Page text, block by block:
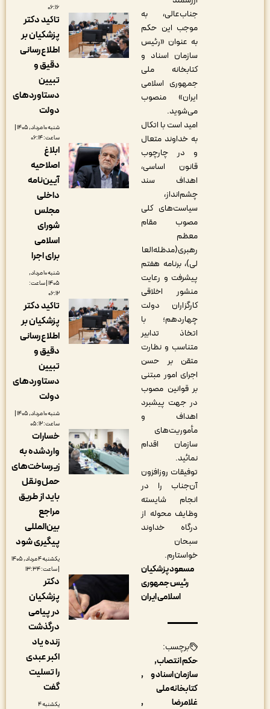
جناب‌عالی، به
موجب این حکم
به عنوان «رئیس
سازمان اسناد و
کتابخانه ملی
جمهوری اسلامی
ایران» منصوب
می‌شوید.
امید است با اتکال
به خداوند متعال
و در چارچوب
قانون اساسی،
اهداف سند
چشم‌انداز،
سیاست‌های کلی
مصوب مقام
رهبری(مدظله‌العا
لی)، برنامه هفتم
پیشرفت و رعایت
منشور اخلاقی
کارگزاران دولت
چهاردهم؛ با
اتخاذ تدابیر
متناسب و نظارت
متقن بر حسن
اجرای امور مبتنی
بر قوانین مصوب
در جهت پیشبرد
اهداف و
مأموریت‌های
سازمان اقدام
توفیقات روزافزون
آن‌جناب را در
انجام شایسته
وظایف محوله از
درگاه خداوند
خواستارم.
مسعود پزشکیان
رئیس جمهوری
اسلامی ایران
برچسب:
حکم انتصاب
سازمان اسناد و
کتابخانه ملی
تاکید دکتر
پزشکیان بر
اطلاع‌رسانی
دستاوردهای
شنبه ۱۰ مرداد, ۱۴۰۵ |
ابلاغ
اصلاحیه
آیین‌نامه
برای اجرا
شنبه ۱۰ مرداد,
۱۴۰۵ | ساعت:
تاکید دکتر
پزشکیان بر
اطلاع‌رسانی
دستاوردهای
شنبه ۱۰ مرداد, ۱۴۰۵ |
خسارات
واردشده به
زیرساخت‌های
حمل‌ونقل
باید از طریق
بین‌المللی
پیگیری شود
یکشنبه ۴ مرداد, ۱۴۰۵
دکتر
پزشکیان
در پیامی
درگذشت
زنده یاد
اکبر عبدی
را تسلیت